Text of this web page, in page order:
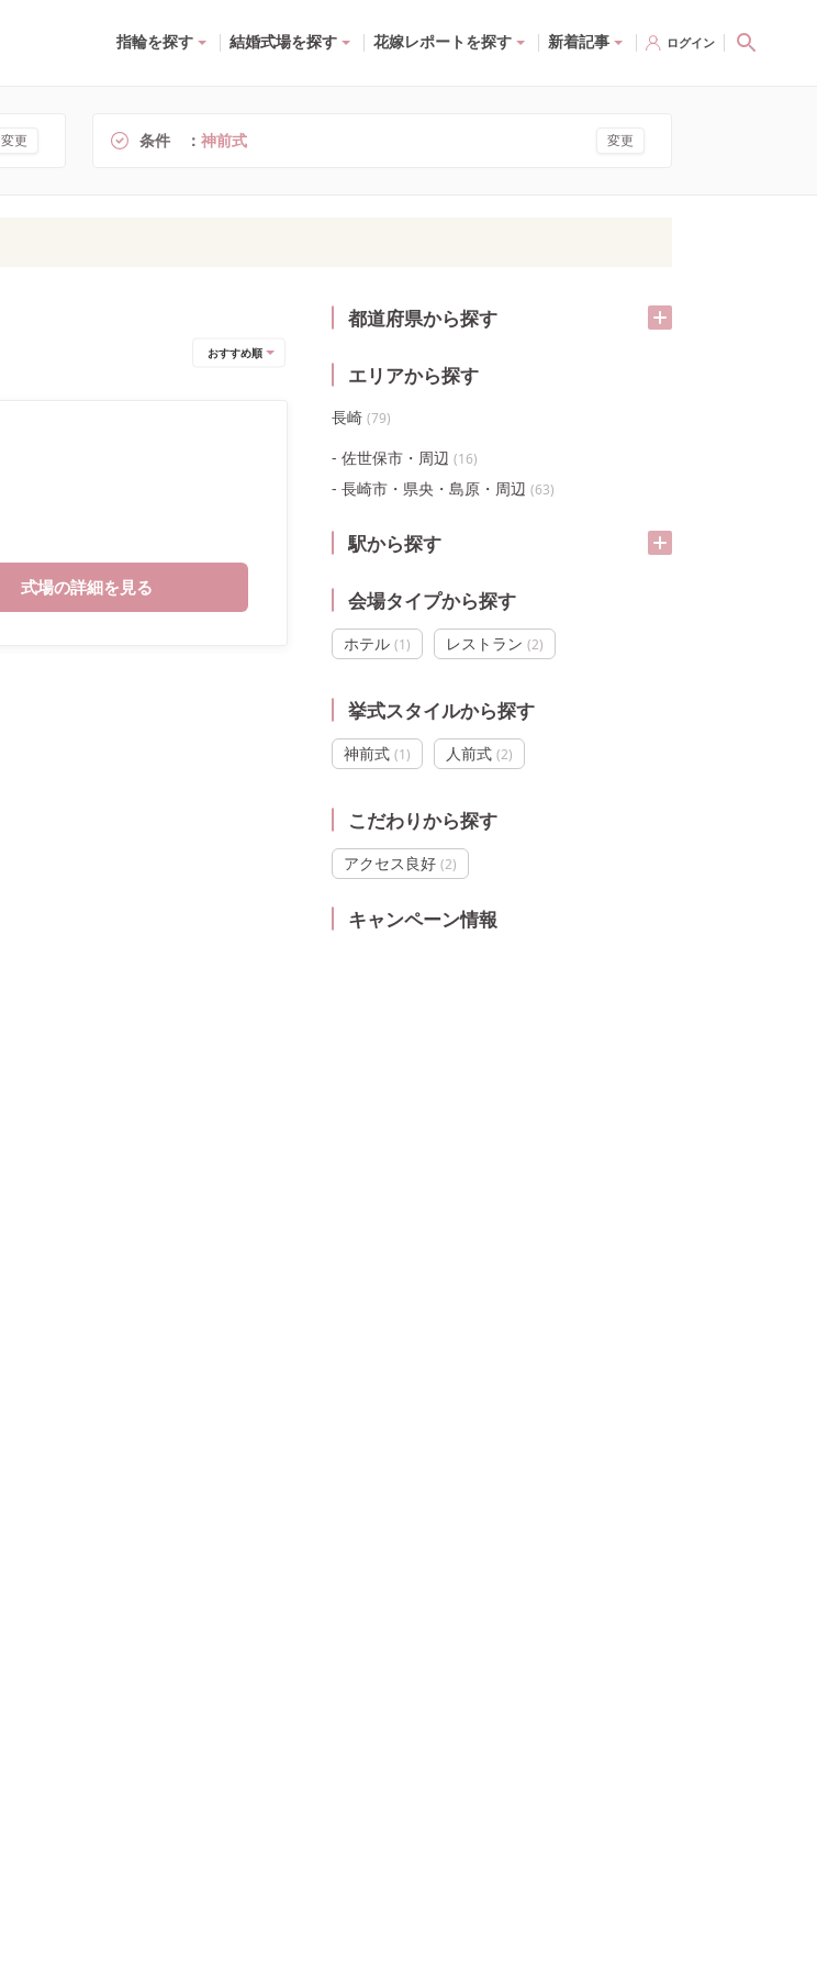
指輪を探す 結婚式場を探す 花嫁レポートを探す 新着記事 ログイン
変更 条件 神前式 変更
都道府県から探す
エリアから探す
長崎 (79)
佐世保市・周辺 (16)
長崎市・県央・島原・周辺 (63)
駅から探す
会場タイプから探す
ホテル (1) レストラン (2)
挙式スタイルから探す
神前式 (1) 人前式 (2)
こだわりから探す
アクセス良好 (2)
キャンペーン情報
おすすめ順
式場の詳細を見る